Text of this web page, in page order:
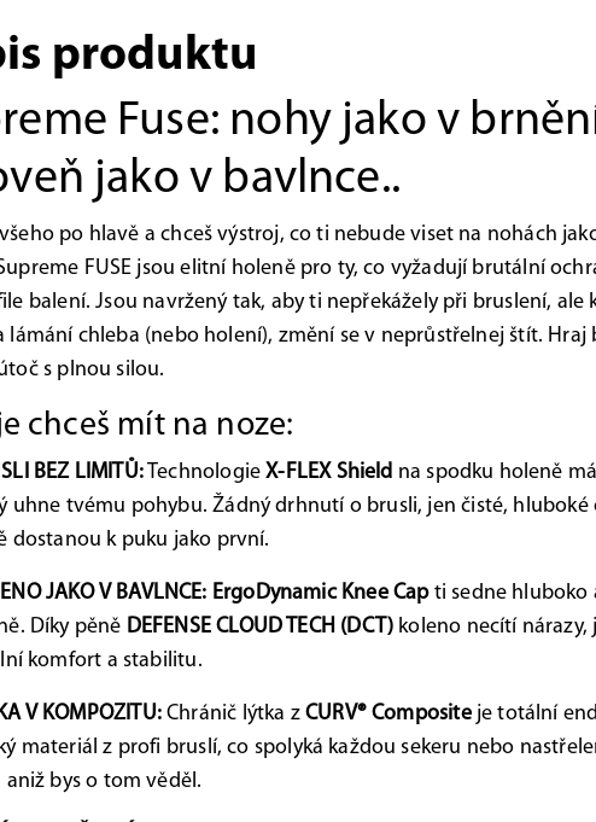
produktu
Fuse: nohy jako v
jako v bavlnce..
po hlavě a chceš výstroj, co ti nebude viset na nohách
FUSE jsou elitní holeně pro ty, co vyžadují brutální
balení. Jsou navržený tak, aby ti nepřekážely při bruslení, ale
lámání chleba (nebo holení), změní se v neprůstřelnej štít. Hraj
s plnou silou.
chceš mít na noze:
BEZ LIMITŮ:TechnologieX-FLEX Shield na spodku holeně
uhne tvému pohybu. Žádný drhnutí o brusli, jen čisté, hluboké
dostanou k puku jako první.
JAKO V BAVLNCE: ErgoDynamic Knee Capti sedne hluboko
Díky pěně DEFENSE CLOUD TECH (DCT) koleno necítí nárazy,
komfort a stabilitu.
V KOMPOZITU:Chránič lýtka z CURV® Compositeje totální
materiál z profi bruslí, co spolyká každou sekeru nebo
aniž bys o tom věděl.